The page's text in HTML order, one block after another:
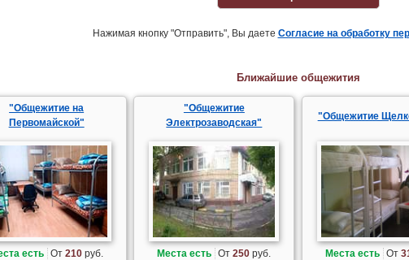
Нажимая кнопку "Отправить", Вы даете Согласие на обработку
Ближайшие общежития
"Общежитие на
Первомайской"
есть От210 руб.
"Общежитие
Электрозаводская"
Места есть От250 руб.
"Общежитие
Места есть От